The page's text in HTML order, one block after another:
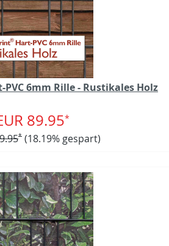
6mm Rille - Rustikales Holz
89.95*
* (18.19% gespart)